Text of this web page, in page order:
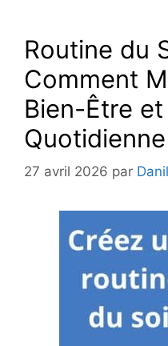
Routine du
Comment
Bien-Être
Quotidienne
27 avril 2026 par